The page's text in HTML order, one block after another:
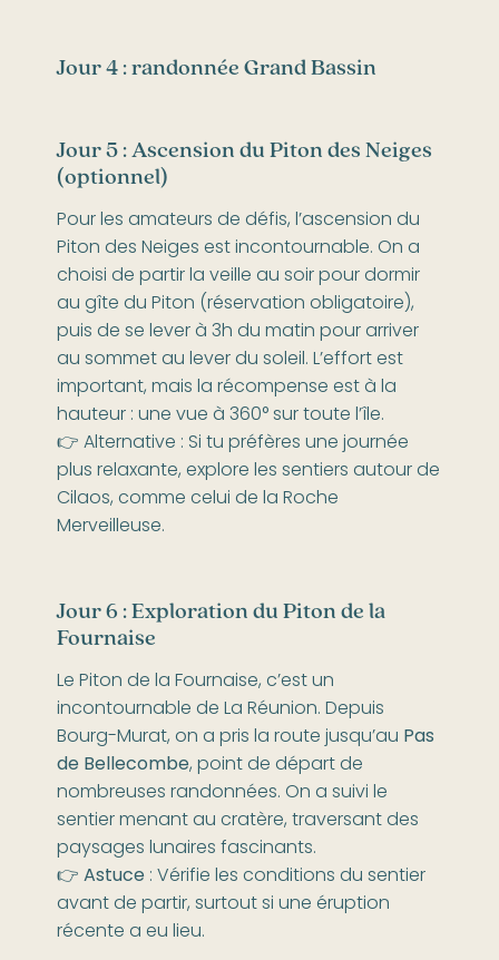
Jour 4 : randonnée Grand Bassin
Jour 5 : Ascension du Piton des Neiges
(optionnel)
Pour les amateurs de défis, l’ascension du
Piton des Neiges est incontournable. On a
choisi de partir la veille au soir pour dormir
au gîte du Piton (réservation obligatoire),
puis de se lever à 3h du matin pour arriver
au sommet au lever du soleil. L’effort est
important, mais la récompense est à la
hauteur : une vue à 360° sur toute l’île.
👉 Alternative : Si tu préfères une journée
plus relaxante, explore les sentiers autour de
Cilaos, comme celui de la Roche
Merveilleuse.
Jour 6 : Exploration du Piton de la
Fournaise
Le Piton de la Fournaise, c’est un
incontournable de La Réunion. Depuis
Bourg-Murat, on a pris la route jusqu’au Pas
de Bellecombe, point de départ de
nombreuses randonnées. On a suivi le
sentier menant au cratère, traversant des
paysages lunaires fascinants.
👉Astuce: Vérifie les conditions du sentier
avant de partir, surtout si une éruption
récente a eu lieu.